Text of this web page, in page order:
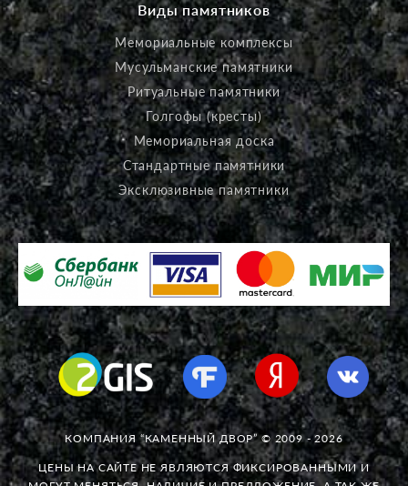
Виды памятников
Мемориальные комплексы
Мусульманские памятники
Ритуальные памятники
Голгофы (кресты)
Мемориальная доска
Стандартные памятники
Эксклюзивные памятники
КОМПАНИЯ “КАМЕННЫЙ ДВОР” © 2009 - 2026
ЦЕНЫ НА САЙТЕ НЕ ЯВЛЯЮТСЯ ФИКСИРОВАННЫМИ И